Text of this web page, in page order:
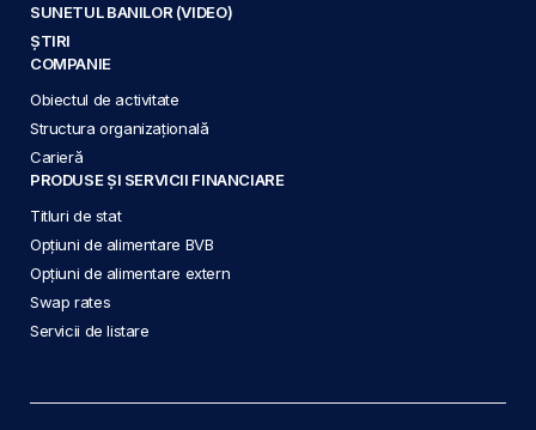
SUNETUL BANILOR (VIDEO)
ȘTIRI
COMPANIE
Obiectul de activitate
Structura organizațională
Carieră
PRODUSE ȘI SERVICII FINANCIARE
Titluri de stat
Opțiuni de alimentare BVB
Opțiuni de alimentare extern
Swap rates
Servicii de listare